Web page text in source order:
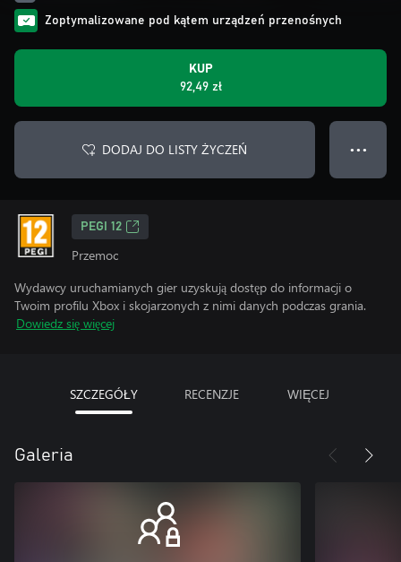
Zoptymalizowane pod kątem urządzeń przenośnych
KUP
92,49 zł
DODAJ DO LISTY ŻYCZEŃ ● ● ●
PEGI 12
Przemoc
Wydawcy uruchamianych gier uzyskują dostęp do informacji o
Twoim profilu Xbox i skojarzonych z nimi danych podczas grania.
Dowiedz się więcej
SZCZEGÓŁY RECENZJE WIĘCEJ
Galeria